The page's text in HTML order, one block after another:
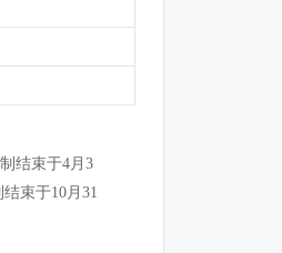
结束于4月3
束于10月31